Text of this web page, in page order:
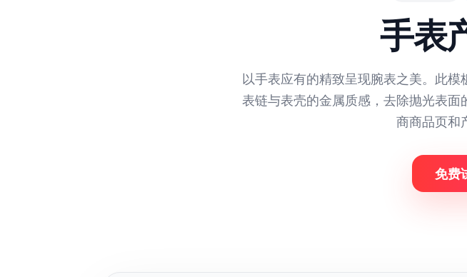
手表
以手表应有的精致呈现腕表之美。此
表链与表壳的金属质感，去除抛光表
商商品页和
免费